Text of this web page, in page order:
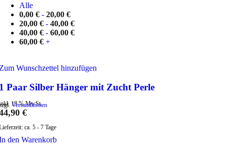
Alle
0,00 € - 20,00 €
20,00 € - 40,00 €
40,00 € - 60,00 €
60,00 € +
Wunschzettel hinzufügen
Paar Silber Hänger mit Zucht Perle
19 % MwSt.
Versandkosten
€
ca. 5 - 7 Tage
den Warenkorb